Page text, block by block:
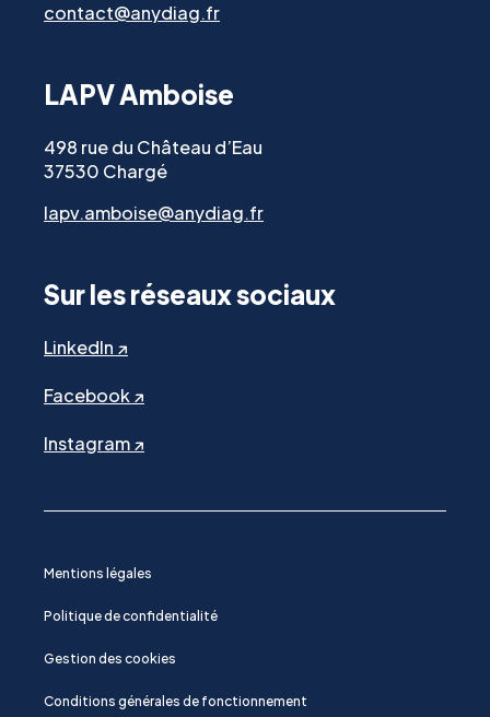
contact@anydiag.fr
LAPV Amboise
498 rue du Château d’Eau
37530 Chargé
lapv.amboise@anydiag.fr
Sur les réseaux sociaux
LinkedIn ↗
Facebook ↗
Instagram ↗
Mentions légales
Politique de confidentialité
Gestion des cookies
Conditions générales de fonctionnement